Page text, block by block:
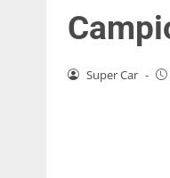
Super Car -